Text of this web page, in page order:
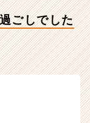
ごしでした